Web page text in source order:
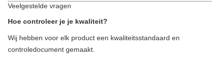
Veelgestelde vragen
Hoe controleer je je kwaliteit?
Wij hebben voor elk product een kwaliteitsstandaard en
controledocument gemaakt.